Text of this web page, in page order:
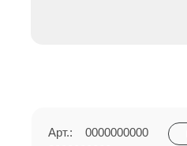
0000000000
Арт.: